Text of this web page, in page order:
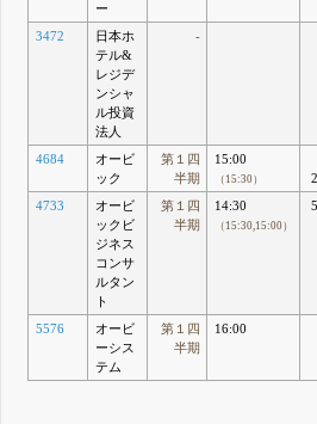
ー
3472
日本ホ
テル&
レジデ
ンシャ
ル投資
法人
-
4684
オービ
ック
第１四
半期
15:00
（15:30）
4733
オービ
ックビ
ジネス
コンサ
ルタン
ト
第１四
半期
14:30
（15:30,15:00）
5576
オービ
ーシス
テム
第１四
半期
16:00